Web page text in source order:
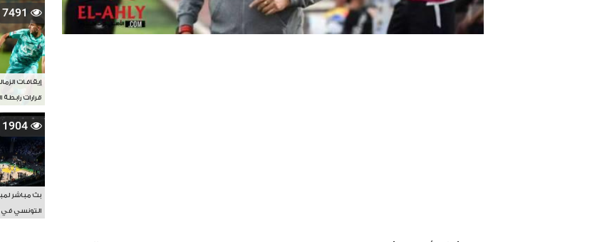
7491
إيقافات
قرارات رابطة
1904
بث مباشر
التونسي في